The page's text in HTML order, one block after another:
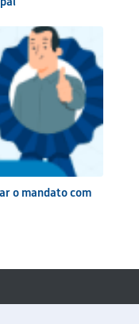
o mandato com